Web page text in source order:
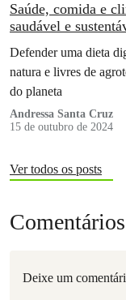
Saúde, comida e
saudável e
Defender uma dieta
natura e livres de
do planeta
Andressa Santa Cruz
15 de outubro de 2024
Ver todos os posts
Comentários
Deixe um